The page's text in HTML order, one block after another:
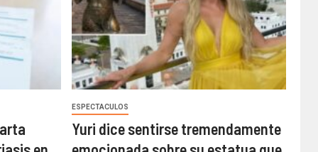
ESPECTACULOS
Yuri dice sentirse tremendamente